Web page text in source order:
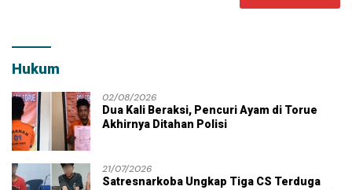
Hukum
02/08/2026
Dua Kali Beraksi, Pencuri Ayam di Torue
Akhirnya Ditahan Polisi
21/07/2026
Satresnarkoba Ungkap Tiga CS Terduga